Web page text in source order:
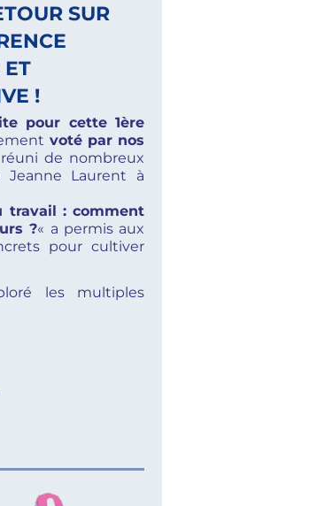
SUR
!
pour cette 1ère
voté par nos
de nombreux
Jeanne Laurent à
travail : comment
?« a permis aux
pour cultiver
les multiples